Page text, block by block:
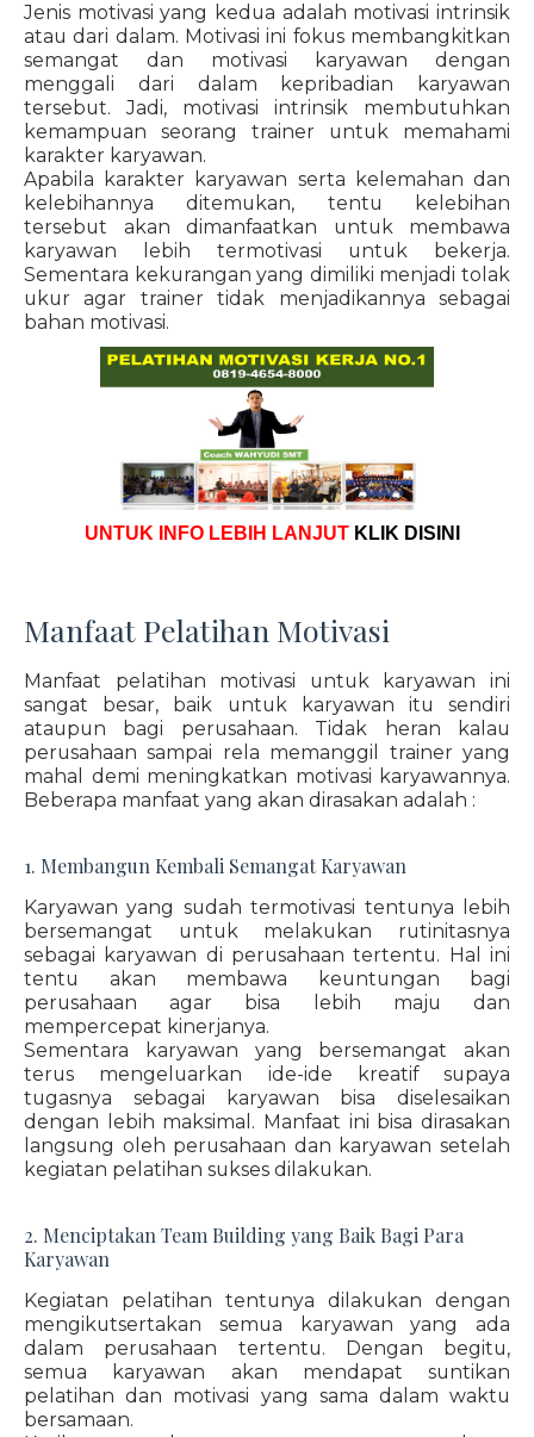
Jenis motivasi yang kedua adalah motivasi intrinsik
atau dari dalam. Motivasi ini fokus membangkitkan
semangat dan motivasi karyawan dengan
menggali dari dalam kepribadian karyawan
tersebut. Jadi, motivasi intrinsik membutuhkan
kemampuan seorang trainer untuk memahami
karakter karyawan.
Apabila karakter karyawan serta kelemahan dan
kelebihannya ditemukan, tentu kelebihan
tersebut akan dimanfaatkan untuk membawa
karyawan lebih termotivasi untuk bekerja.
Sementara kekurangan yang dimiliki menjadi tolak
ukur agar trainer tidak menjadikannya sebagai
bahan motivasi.
UNTUK INFO LEBIH LANJUT KLIK DISINI
Manfaat Pelatihan Motivasi
Manfaat pelatihan motivasi untuk karyawan ini
sangat besar, baik untuk karyawan itu sendiri
ataupun bagi perusahaan. Tidak heran kalau
perusahaan sampai rela memanggil trainer yang
mahal demi meningkatkan motivasi karyawannya.
Beberapa manfaat yang akan dirasakan adalah :
1. Membangun Kembali Semangat Karyawan
Karyawan yang sudah termotivasi tentunya lebih
bersemangat untuk melakukan rutinitasnya
sebagai karyawan di perusahaan tertentu. Hal ini
tentu akan membawa keuntungan bagi
perusahaan agar bisa lebih maju dan
mempercepat kinerjanya.
Sementara karyawan yang bersemangat akan
terus mengeluarkan ide-ide kreatif supaya
tugasnya sebagai karyawan bisa diselesaikan
dengan lebih maksimal. Manfaat ini bisa dirasakan
langsung oleh perusahaan dan karyawan setelah
kegiatan pelatihan sukses dilakukan.
2. Menciptakan Team Building yang Baik Bagi Para
Karyawan
Kegiatan pelatihan tentunya dilakukan dengan
mengikutsertakan semua karyawan yang ada
dalam perusahaan tertentu. Dengan begitu,
semua karyawan akan mendapat suntikan
pelatihan dan motivasi yang sama dalam waktu
bersamaan.